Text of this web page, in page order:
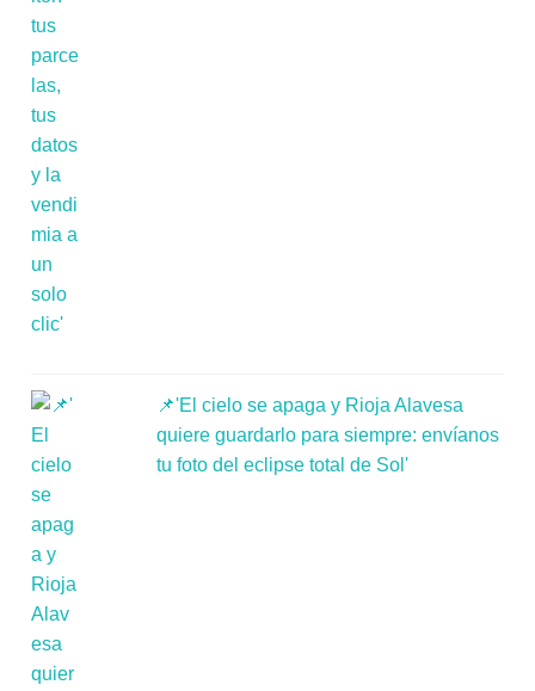
📌'El cielo se apaga y Rioja Alavesa
quiere guardarlo para siempre: envíanos
tu foto del eclipse total de Sol'